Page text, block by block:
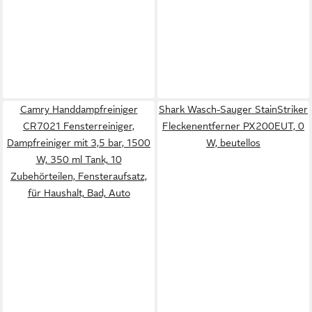
Camry Handdampfreiniger
CR7021 Fensterreiniger,
Dampfreiniger mit 3,5 bar, 1500
W, 350 ml Tank, 10
Zubehörteilen, Fensteraufsatz,
für Haushalt, Bad, Auto
Shark Wasch-Sauger StainStriker
Fleckenentferner PX200EUT, 0
W, beutellos